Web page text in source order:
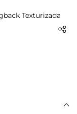
Texturizada